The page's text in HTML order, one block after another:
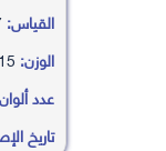
القياس:
الوزن:
عدد
تاريخ